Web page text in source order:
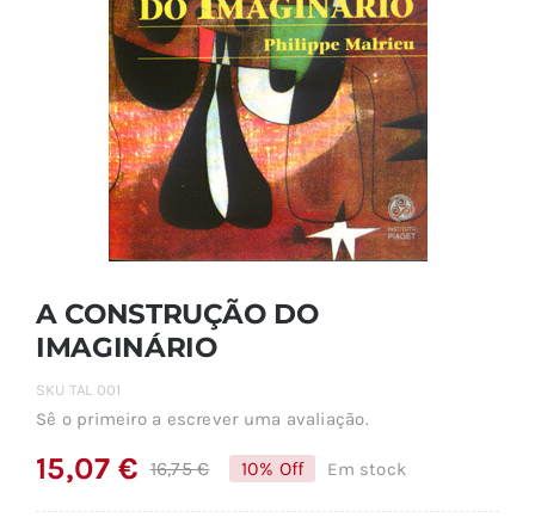
A CONSTRUÇÃO DO
IMAGINÁRIO
SKU TAL 001
Sê o primeiro a escrever uma avaliação.
16,75€O
15,07€
O
10% Off Em stock